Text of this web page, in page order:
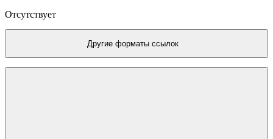
Отсутствует
Другие форматы ссылок